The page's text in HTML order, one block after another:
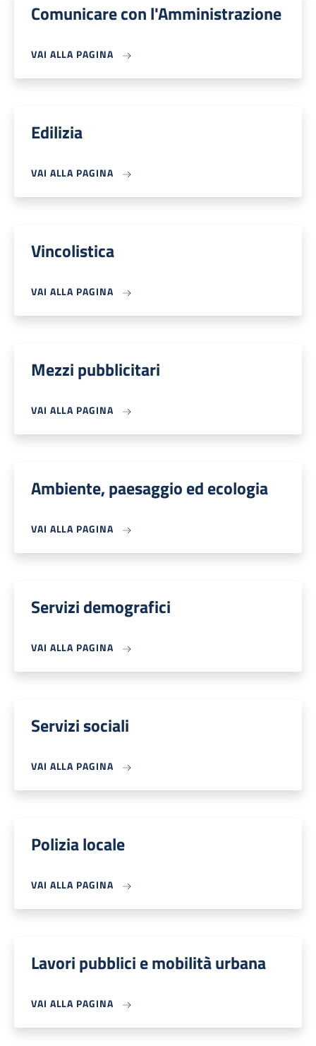
Comunicare con l'Amministrazione
VAI ALLA PAGINA
Edilizia
VAI ALLA PAGINA
Vincolistica
VAI ALLA PAGINA
Mezzi pubblicitari
VAI ALLA PAGINA
Ambiente, paesaggio ed ecologia
VAI ALLA PAGINA
Servizi demografici
VAI ALLA PAGINA
Servizi sociali
VAI ALLA PAGINA
Polizia locale
VAI ALLA PAGINA
Lavori pubblici e mobilità urbana
VAI ALLA PAGINA